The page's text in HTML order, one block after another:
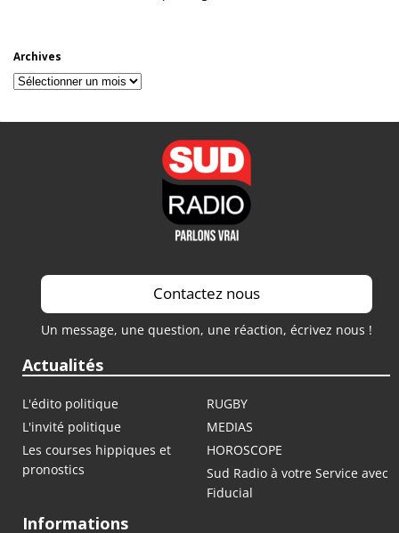
Archives
Archives
Contactez nous
Un message, une question, une réaction, écrivez nous !
Actualités
L'édito politique
RUGBY
L'invité politique
MEDIAS
Les courses hippiques et
pronostics
HOROSCOPE
Sud Radio à votre Service avec
Fiducial
Informations